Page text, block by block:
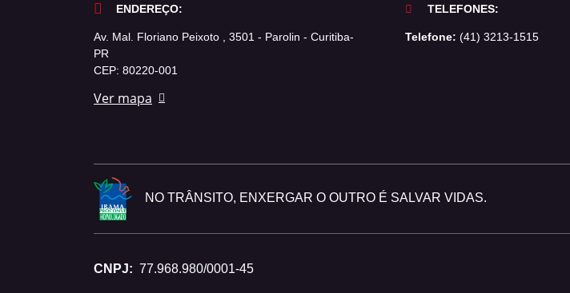
ENDEREÇO:
Av. Mal. Floriano Peixoto , 3501 - Parolin - Curitiba-
PR
CEP: 80220-001
Ver mapa
TELEFONES:
Telefone: (41) 3213-1515
NO TRÂNSITO, ENXERGAR O OUTRO É SALVAR VIDAS.
CNPJ: 77.968.980/0001-45